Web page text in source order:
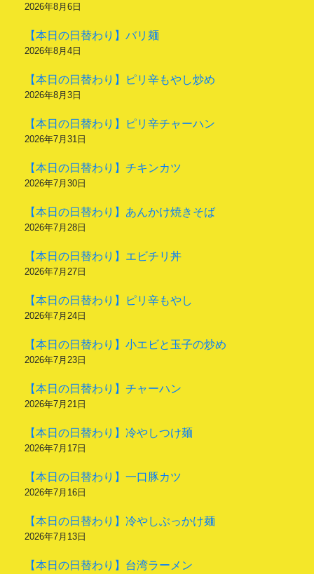
2026年8月6日
【本日の日替わり】バリ麺
2026年8月4日
【本日の日替わり】ピリ辛もやし炒め
2026年8月3日
【本日の日替わり】ピリ辛チャーハン
2026年7月31日
【本日の日替わり】チキンカツ
2026年7月30日
【本日の日替わり】あんかけ焼きそば
2026年7月28日
【本日の日替わり】エビチリ丼
2026年7月27日
【本日の日替わり】ピリ辛もやし
2026年7月24日
【本日の日替わり】小エビと玉子の炒め
2026年7月23日
【本日の日替わり】チャーハン
2026年7月21日
【本日の日替わり】冷やしつけ麺
2026年7月17日
【本日の日替わり】一口豚カツ
2026年7月16日
【本日の日替わり】冷やしぶっかけ麺
2026年7月13日
【本日の日替わり】台湾ラーメン